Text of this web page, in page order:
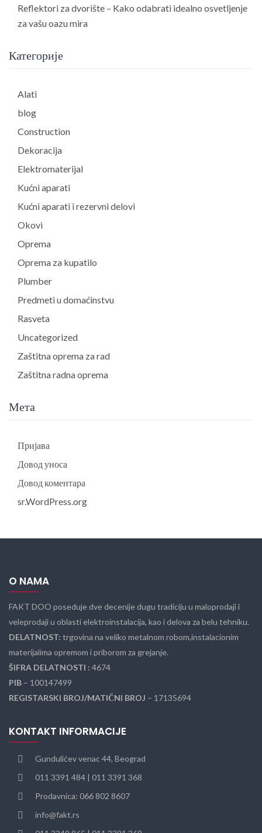
Reflektori za dvorište – Kako odabrati idealno osvetljenje
za vašu oazu mira
Категорије
Alati
blog
Construction
Dekoracija
Elektromaterijal
Kućni aparati
Kućni aparati i rezervni delovi
Okovi
Oprema
Oprema za kupatilo
Plumber
Predmeti u domaćinstvu
Rasveta
Uncategorized
Zaštitna oprema za rad
Zaštitna radna oprema
Мета
Пријава
Довод уноса
Довод коментара
sr.WordPress.org
O NAMA
FAKT DOO poseduje dve decenije dugu tradiciju u maloprodaji i
veleprodaji u oblasti elektroinstalacija, kao i delova za belu tehniku.
DELATNOST: trgovina na veliko metalnom robom,instalacionim
materijalima opremom i priborom za grejanje.
ŠIFRA DELATNOSTI : 4674
PIB – 100147499
REGISTARSKI BROJ/MATIČNI BROJ – 17135694
KONTAKT INFORMACIJE
Gundulićev venac 44, Beograd
011 3391 484 | 011 3391 368
Prodavnica: 066 802 8607
info@fakt.rs